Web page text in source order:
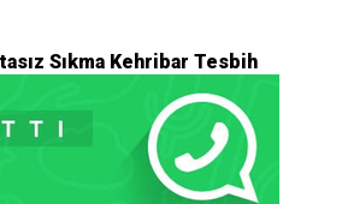
Sıkma Kehribar Tesbih